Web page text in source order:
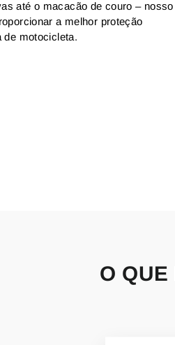
até o macacão de couro – nosso
a melhor proteção
de motocicleta.
O